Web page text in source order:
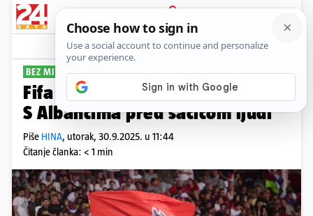
PRIJAVA
Sport Komentari
BEZ MILOSTI
Fifa opalila veliku kaznu Srbiji!
S Albancima pred šačicom ljudi
Piše HINA, utorak, 30.9.2025. u 11:44
Čitanje članka: < 1 min